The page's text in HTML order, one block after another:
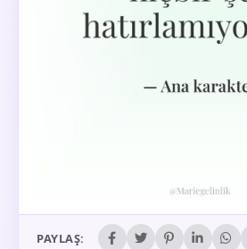
PAYLAŞ: